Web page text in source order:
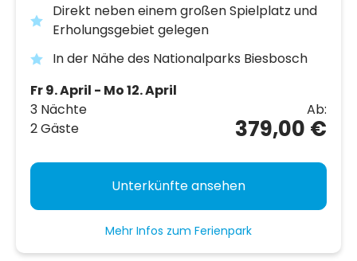
Direkt neben einem großen Spielplatz und
Erholungsgebiet gelegen
In der Nähe des Nationalparks Biesbosch
Fr 9. April - Mo 12. April
3 Nächte
2 Gäste
Ab:
379,00 €
Unterkünfte ansehen
Mehr Infos zum Ferienpark